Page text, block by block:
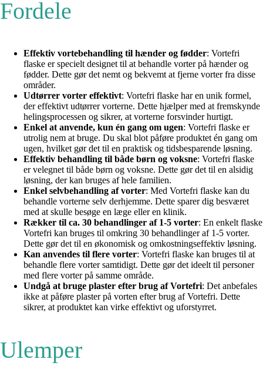
Fordele
Effektiv vortebehandling til hænder og fødder: Vortefri
flaske er specielt designet til at behandle vorter på hænder og
fødder. Dette gør det nemt og bekvemt at fjerne vorter fra disse
områder.
Udtørrer vorter effektivt: Vortefri flaske har en unik formel,
der effektivt udtørrer vorterne. Dette hjælper med at fremskynde
helingsprocessen og sikrer, at vorterne forsvinder hurtigt.
Enkel at anvende, kun én gang om ugen: Vortefri flaske er
utrolig nem at bruge. Du skal blot påføre produktet én gang om
ugen, hvilket gør det til en praktisk og tidsbesparende løsning.
Effektiv behandling til både børn og voksne: Vortefri flaske
er velegnet til både børn og voksne. Dette gør det til en alsidig
løsning, der kan bruges af hele familien.
Enkel selvbehandling af vorter: Med Vortefri flaske kan du
behandle vorterne selv derhjemme. Dette sparer dig besværet
med at skulle besøge en læge eller en klinik.
Rækker til ca. 30 behandlinger af 1-5 vorter: En enkelt flaske
Vortefri kan bruges til omkring 30 behandlinger af 1-5 vorter.
Dette gør det til en økonomisk og omkostningseffektiv løsning.
Kan anvendes til flere vorter: Vortefri flaske kan bruges til at
behandle flere vorter samtidigt. Dette gør det ideelt til personer
med flere vorter på samme område.
Undgå at bruge plaster efter brug af Vortefri: Det anbefales
ikke at påføre plaster på vorten efter brug af Vortefri. Dette
sikrer, at produktet kan virke effektivt og uforstyrret.
Ulemper